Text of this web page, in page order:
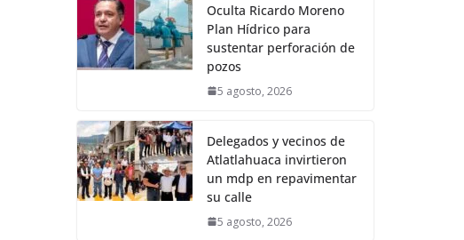
Oculta Ricardo Moreno
Plan Hídrico para
sustentar perforación de
pozos
5 agosto, 2026
Delegados y vecinos de
Atlatlahuaca invirtieron
un mdp en repavimentar
su calle
5 agosto, 2026